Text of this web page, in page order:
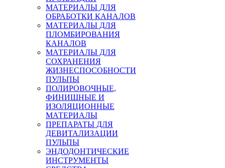
МАТЕРИАЛЫ ДЛЯ
ОБРАБОТКИ КАНАЛОВ
МАТЕРИАЛЫ ДЛЯ
ПЛОМБИРОВАНИЯ
КАНАЛОВ
МАТЕРИАЛЫ ДЛЯ
СОХРАНЕНИЯ
ЖИЗНЕСПОСОБНОСТИ
ПУЛЬПЫ
ПОЛИРОВОЧНЫЕ,
ФИНИШНЫЕ И
ИЗОЛЯЦИОННЫЕ
МАТЕРИАЛЫ
ПРЕПАРАТЫ ДЛЯ
ДЕВИТАЛИЗАЦИИ
ПУЛЬПЫ
ЭНДОДОНТИЧЕСКИЕ
ИНСТРУМЕНТЫ